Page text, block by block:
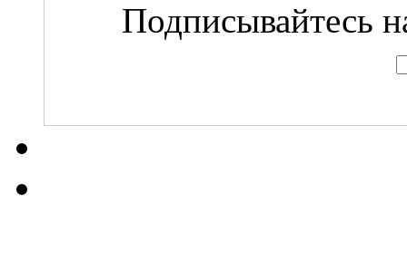
Подписывайтесь